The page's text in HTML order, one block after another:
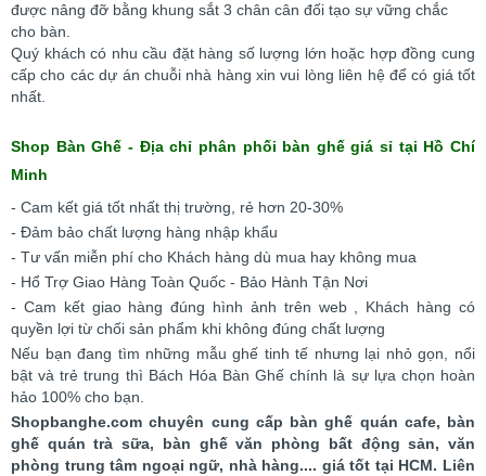
được nâng đỡ bằng khung sắt 3 chân cân đối tạo sự vững chắc
cho bàn.
Quý khách có nhu cầu đặt hàng số lượng lớn hoặc hợp đồng cung
cấp cho các dự án chuỗi nhà hàng xin vui lòng liên hệ để có giá tốt
nhất.
Shop Bàn Ghế - Địa chỉ phân phối bàn ghế giá sỉ tại Hồ Chí
Minh
- Cam kết giá tốt nhất thị trường, rẻ hơn 20-30%
- Đảm bảo chất lượng hàng nhập khẩu
- Tư vấn miễn phí cho Khách hàng dù mua hay không mua
- Hổ Trợ Giao Hàng Toàn Quốc - Bảo Hành Tận Nơi
- Cam kết giao hàng đúng hình ảnh trên web , Khách hàng có
quyền lợi từ chối sản phẩm khi không đúng chất lượng
Nếu bạn đang tìm những mẫu ghế tinh tế nhưng lại nhỏ gọn, nổi
bật và trẻ trung thì Bách Hóa Bàn Ghế chính là sự lựa chọn hoàn
hảo 100% cho bạn.
Shopbanghe.com chuyên cung cấp bàn ghế quán cafe, bàn
ghế quán trà sữa, bàn ghế văn phòng bất động sản, văn
phòng trung tâm ngoại ngữ, nhà hàng.... giá tốt tại HCM. Liên